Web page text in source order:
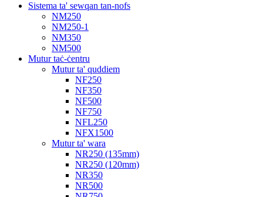
Sistema ta' sewqan tan-nofs
NM250
NM250-1
NM350
NM500
Mutur taċ-ċentru
Mutur ta' quddiem
NF250
NF350
NF500
NF750
NFL250
NFX1500
Mutur ta' wara
NR250 (135mm)
NR250 (120mm)
NR350
NR500